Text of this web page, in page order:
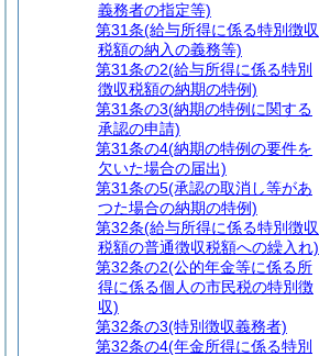
義務者の指定等)
第31条(給与所得に係る特別徴収
税額の納入の義務等)
第31条の2(給与所得に係る特別
徴収税額の納期の特例)
第31条の3(納期の特例に関する
承認の申請)
第31条の4(納期の特例の要件を
欠いた場合の届出)
第31条の5(承認の取消し等があ
つた場合の納期の特例)
第32条(給与所得に係る特別徴収
税額の普通徴収税額への繰入れ)
第32条の2(公的年金等に係る所
得に係る個人の市民税の特別徴
収)
第32条の3(特別徴収義務者)
第32条の4(年金所得に係る特別